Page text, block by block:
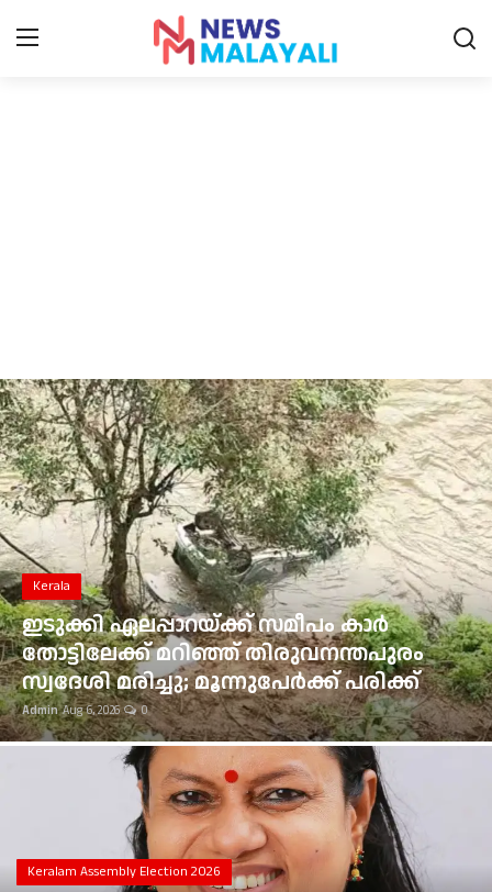
Entertainment
Sports
Food
Gulf News
Loksabha Election 2024
Technology
Health
Jobs Mall
Career
Kerala
ഇടുക്കി ഏലപ്പാറയ്ക്ക് സമീപം കാർ
തോട്ടിലേക്ക് മറിഞ്ഞ് തിരുവനന്തപുരം
സ്വദേശി മരിച്ചു; മൂന്നുപേർക്ക് പരിക്ക്
Admin Aug 6, 2026 0
Keralam Assembly Election 2026